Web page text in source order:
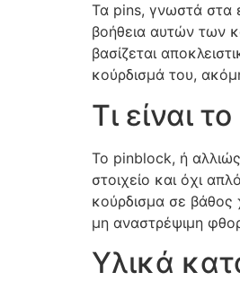
Τα pins, γνωστά στα
βοήθεια αυτών των
βασίζεται
κούρδισμά του,
Τι είναι
Το pinblock, ή
στοιχείο και όχι
κούρδισμα σε βάθος
μη αναστρέψιμη
Υλικά